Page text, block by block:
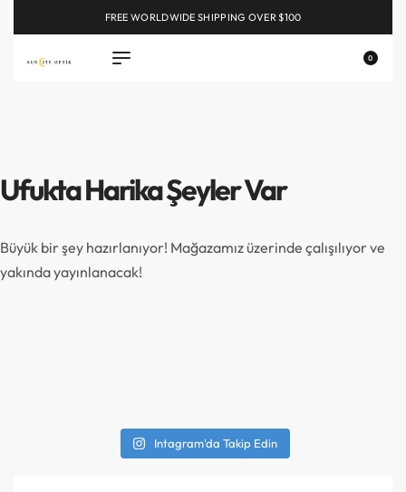
FREE WORLDWIDE SHIPPING OVER $100
0
Ufukta Harika Şeyler Var
Büyük bir şey hazırlanıyor! Mağazamız üzerinde çalışılıyor ve
yakında yayınlanacak!
Intagram'da Takip Edin